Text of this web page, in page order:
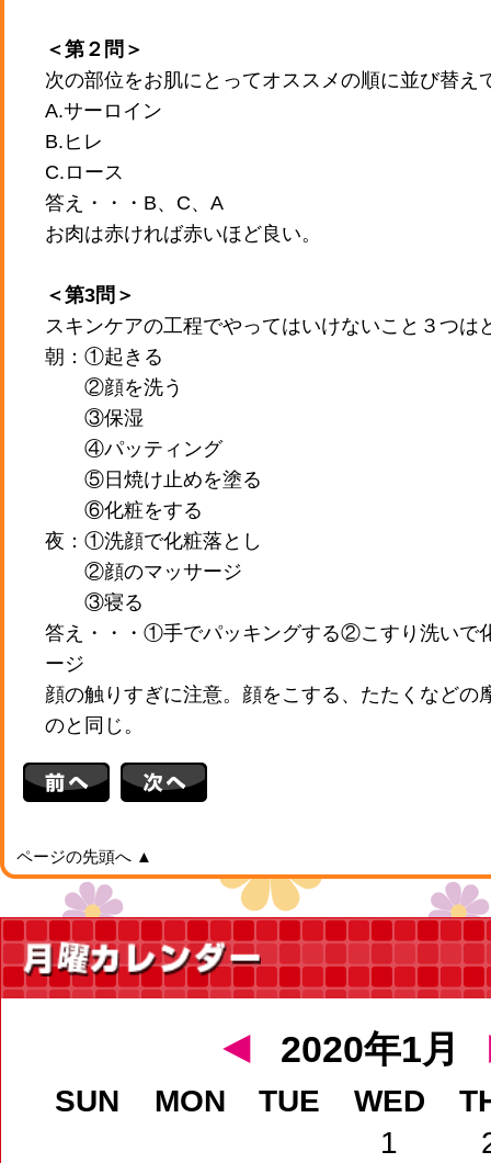
＜第２問＞
次の部位をお肌にとってオススメの順に並び替え
A.サーロイン
B.ヒレ
C.ロース
答え・・・B、C、A
お肉は赤ければ赤いほど良い。
＜第3問＞
スキンケアの工程でやってはいけないこと３つは
朝：①起きる
②顔を洗う
③保湿
④パッティング
⑤日焼け止めを塗る
⑥化粧をする
夜：①洗顔で化粧落とし
②顔のマッサージ
③寝る
答え・・・①手でパッキングする②こすり洗いで
ージ
顔の触りすぎに注意。顔をこする、たたくなどの
のと同じ。
ページの先頭へ ▲
◄ 2020年1月
SUN MON TUE WED
1